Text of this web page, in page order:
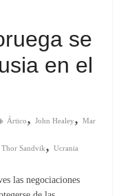
se
en el
Ártico,John Healey,Mar
Thor Sandvik,Ucrania
las negociaciones